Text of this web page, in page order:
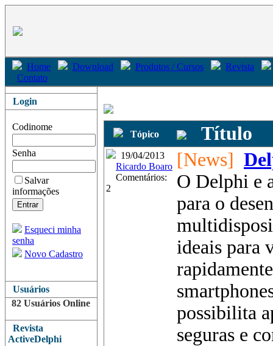
Home Download Produtos / Cursos
Revista
Contato
Login
Codinome
Senha
Salvar
informações
Esqueci minha
senha
Novo Cadastro
Usuários
82 Usuários Online
Revista
ActiveDelphi
Tópico Título
19/04/2013
Ricardo Boaro
Comentários:
2
[News]
O Delphi e
para o
ideais para
possibilita
seguras e